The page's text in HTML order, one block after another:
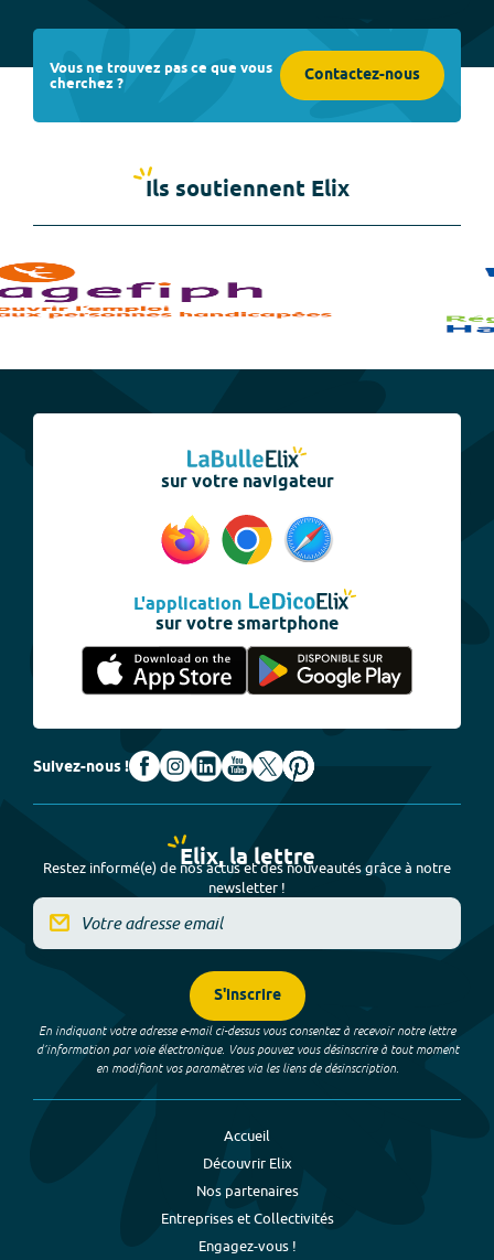
Vous ne trouvez pas ce que vous
cherchez ? Contactez-nous
Ils soutiennent Elix
sur votre navigateur
L'application
sur votre smartphone
Suivez-nous !
Elix, la lettre
Restez informé(e) de nos actus et des nouveautés grâce à notre
newsletter !
S'inscrire
En indiquant votre adresse e-mail ci-dessus vous consentez à recevoir notre lettre
d’information par voie électronique. Vous pouvez vous désinscrire à tout moment
en modifiant vos paramètres via les liens de désinscription.
Accueil
Découvrir Elix
Nos partenaires
Entreprises et Collectivités
Engagez-vous !